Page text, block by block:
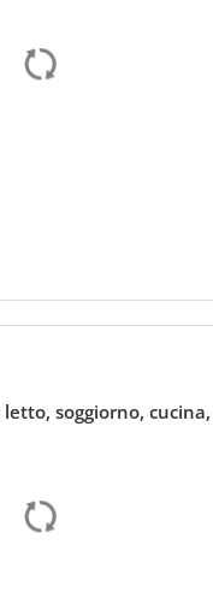
soggiorno,